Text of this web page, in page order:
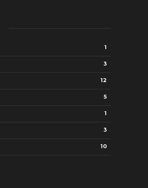
1
3
12
5
1
3
10